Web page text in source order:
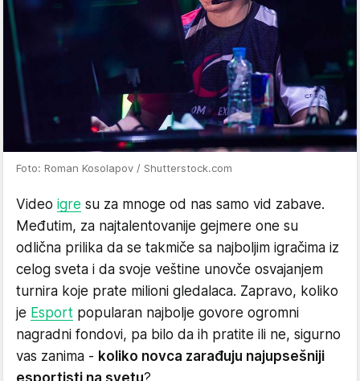
Foto: Roman Kosolapov / Shutterstock.com
Video igre su za mnoge od nas samo vid zabave.
Međutim, za najtalentovanije gejmere one su
odlična prilika da se takmiče sa najboljim igračima iz
celog sveta i da svoje veštine unovče osvajanjem
turnira koje prate milioni gledalaca. Zapravo, koliko
je Esport popularan najbolje govore ogromni
nagradni fondovi, pa bilo da ih pratite ili ne, sigurno
vas zanima - koliko novca zarađuju najupsešniji
esportisti na svetu?